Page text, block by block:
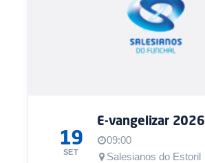
19
SET
E-vangelizar 2026
09:00
Salesianos do Estoril